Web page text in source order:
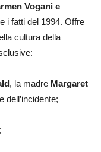
Vogani e
i fatti del 1994. Offre
cultura della
, la madre Margaret
dell’incidente;